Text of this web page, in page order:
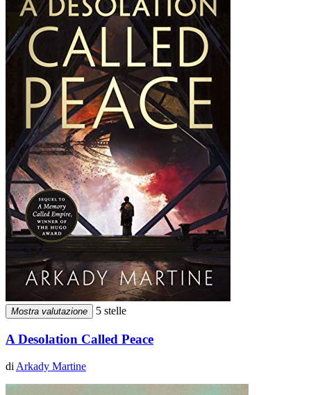
Mostra valutazione 5 stelle
A Desolation Called Peace
di Arkady Martine